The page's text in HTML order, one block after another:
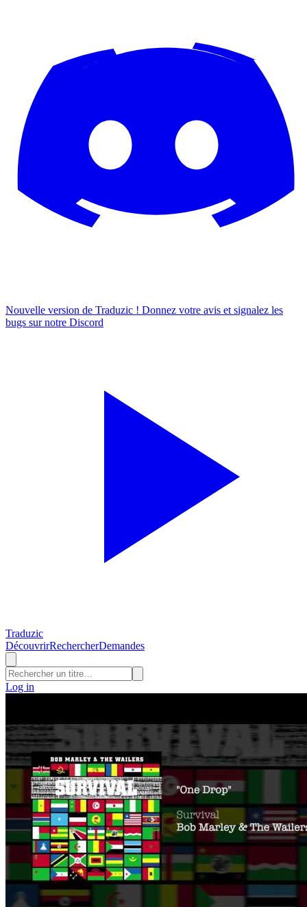
Nouvelle version de Traduzic ! Donnez votre avis et signalez les
bugs sur notre Discord
Traduzic
DécouvrirRechercherDemandes
Log in